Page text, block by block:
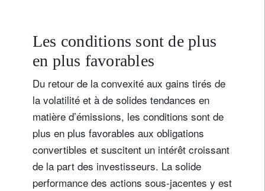
Les conditions sont de plus
en plus favorables
Du retour de la convexité aux gains tirés de
la volatilité et à de solides tendances en
matière d’émissions, les conditions sont de
plus en plus favorables aux obligations
convertibles et suscitent un intérêt croissant
de la part des investisseurs. La solide
performance des actions sous-jacentes y est